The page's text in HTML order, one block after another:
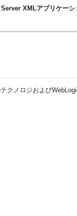
XMLアプリケーシ
クノロジおよび